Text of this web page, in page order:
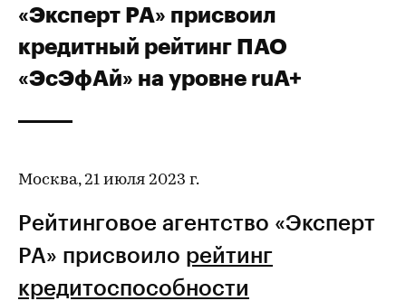
«Эксперт РА» присвоил
кредитный рейтинг ПАО
«ЭсЭфАй» на уровне ruA+
Москва, 21 июля 2023 г.
Рейтинговое агентство «Эксперт
РА» присвоило рейтинг
кредитоспособности